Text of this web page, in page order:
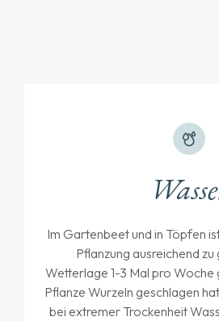
Im Gartenbeet und in Töpfen
Pflanzung ausreichend
Wetterlage 1-3 Mal pro Woche
Pflanze Wurzeln geschlagen
bei extremer Trockenheit